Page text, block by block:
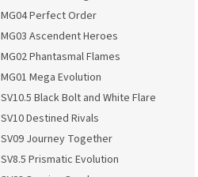
MG04 Perfect Order
MG03 Ascendent Heroes
MG02 Phantasmal Flames
MG01 Mega Evolution
SV10.5 Black Bolt and White Flare
SV10 Destined Rivals
SV09 Journey Together
SV8.5 Prismatic Evolution